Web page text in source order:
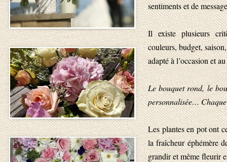
sentiments et de
Il existe plusieurs
couleurs, budget,
adapté à l’occasion et
Le bouquet rond, le
personnalisée…
Les plantes en pot ont
la fraîcheur éphémère
grandir et même fleurir